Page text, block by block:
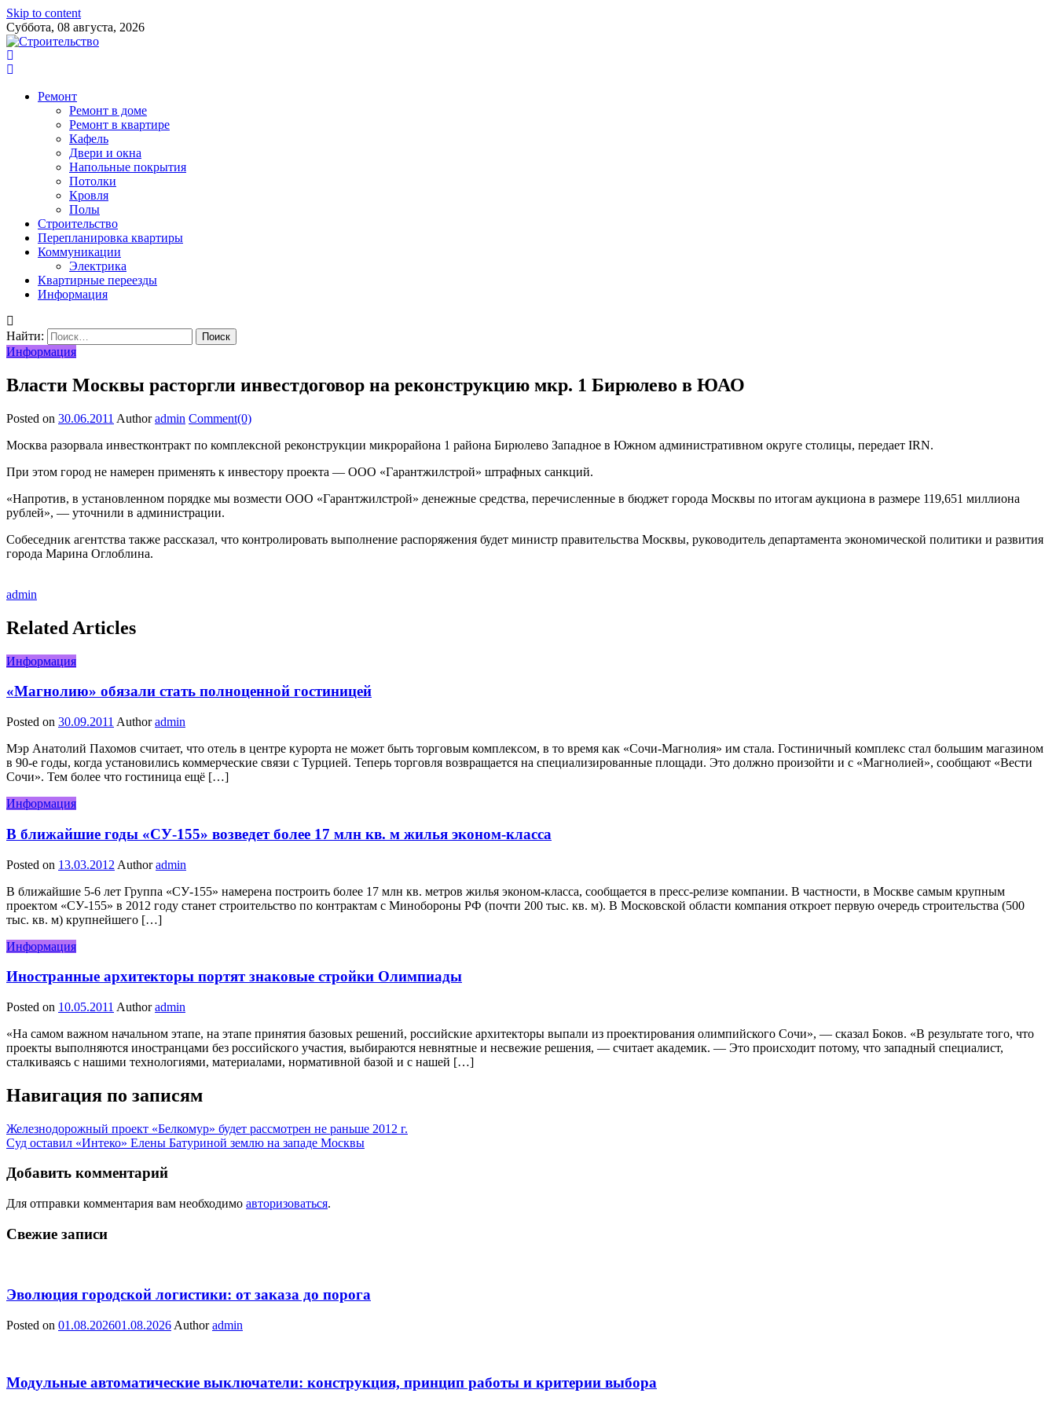
Skip to content
Суббота, 08 августа, 2026
Ремонт
Ремонт в доме
Ремонт в квартире
Кафель
Двери и окна
Напольные покрытия
Потолки
Кровля
Полы
Строительство
Перепланировка квартиры
Коммуникации
Электрика
Квартирные переезды
Информация
Найти:
Информация
Власти Москвы расторгли инвестдоговор на реконструкцию мкр. 1 Бирюлево в ЮАО
Posted on 30.06.2011 Author admin Comment(0)
Москва разорвала инвестконтракт по комплексной реконструкции микрорайона 1 района Бирюлево Западное в Южном административном округе столицы, передает IRN.
При этом город не намерен применять к инвестору проекта — ООО «Гарантжилстрой» штрафных санкций.
«Напротив, в установленном порядке мы возмести ООО «Гарантжилстрой» денежные средства, перечисленные в бюджет города Москвы по итогам аукциона в размере 119,651 миллиона
рублей», — уточнили в администрации.
Собеседник агентства также рассказал, что контролировать выполнение распоряжения будет министр правительства Москвы, руководитель департамента экономической политики и развития
города Марина Оглоблина.
admin
Related Articles
Информация
«Магнолию» обязали стать полноценной гостиницей
Posted on 30.09.2011 Author admin
Мэр Анатолий Пахомов считает, что отель в центре курорта не может быть торговым комплексом, в то время как «Сочи-Магнолия» им стала. Гостиничный комплекс стал большим магазином
в 90-е годы, когда установились коммерческие связи с Турцией. Теперь торговля возвращается на специализированные площади. Это должно произойти и с «Магнолией», сообщают «Вести
Сочи». Тем более что гостиница ещё […]
Информация
В ближайшие годы «СУ-155» возведет более 17 млн кв. м жилья эконом-класса
Posted on 13.03.2012 Author admin
В ближайшие 5-6 лет Группа «СУ-155» намерена построить более 17 млн кв. метров жилья эконом-класса, сообщается в пресс-релизе компании. В частности, в Москве самым крупным
проектом «СУ-155» в 2012 году станет строительство по контрактам с Минобороны РФ (почти 200 тыс. кв. м). В Московской области компания откроет первую очередь строительства (500
тыс. кв. м) крупнейшего […]
Информация
Иностранные архитекторы портят знаковые стройки Олимпиады
Posted on 10.05.2011 Author admin
«На самом важном начальном этапе, на этапе принятия базовых решений, российские архитекторы выпали из проектирования олимпийского Сочи», — сказал Боков. «В результате того, что
проекты выполняются иностранцами без российского участия, выбираются невнятные и несвежие решения, — считает академик. — Это происходит потому, что западный специалист,
сталкиваясь с нашими технологиями, материалами, нормативной базой и с нашей […]
Навигация по записям
Железнодорожный проект «Белкомур» будет рассмотрен не раньше 2012 г.
Суд оставил «Интеко» Елены Батуриной землю на западе Москвы
Добавить комментарий
Для отправки комментария вам необходимо авторизоваться.
Свежие записи
Эволюция городской логистики: от заказа до порога
Posted on 01.08.202601.08.2026 Author admin
Модульные автоматические выключатели: конструкция, принцип работы и критерии выбора